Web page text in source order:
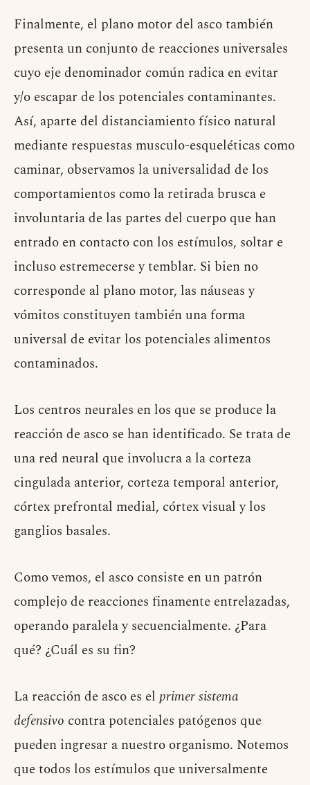
Finalmente, el plano motor del asco también
presenta un conjunto de reacciones universales
cuyo eje denominador común radica en evitar
y/o escapar de los potenciales contaminantes.
Así, aparte del distanciamiento físico natural
mediante respuestas musculo-esqueléticas como
caminar, observamos la universalidad de los
comportamientos como la retirada brusca e
involuntaria de las partes del cuerpo que han
entrado en contacto con los estímulos, soltar e
incluso estremecerse y temblar. Si bien no
corresponde al plano motor, las náuseas y
vómitos constituyen también una forma
universal de evitar los potenciales alimentos
contaminados.
Los centros neurales en los que se produce la
reacción de asco se han identificado. Se trata de
una red neural que involucra a la corteza
cingulada anterior, corteza temporal anterior,
córtex prefrontal medial, córtex visual y los
ganglios basales.
Como vemos, el asco consiste en un patrón
complejo de reacciones finamente entrelazadas,
operando paralela y secuencialmente. ¿Para
qué? ¿Cuál es su fin?
La reacción de asco es el primer sistema
defensivo contra potenciales patógenos que
pueden ingresar a nuestro organismo. Notemos
que todos los estímulos que universalmente